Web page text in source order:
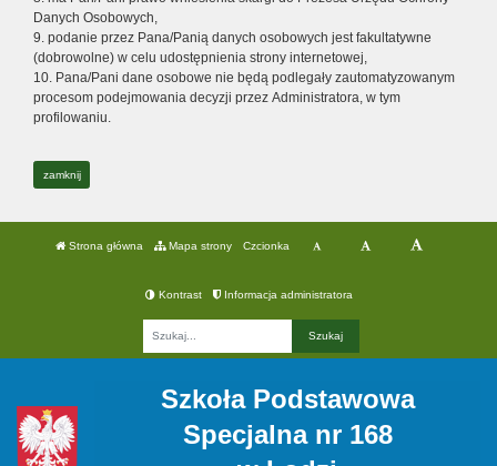
Danych Osobowych,
9. podanie przez Pana/Panią danych osobowych jest fakultatywne
(dobrowolne) w celu udostępnienia strony internetowej,
10. Pana/Pani dane osobowe nie będą podlegały zautomatyzowanym
procesom podejmowania decyzji przez Administratora, w tym
profilowaniu.
zamknij
Strona główna Mapa strony Czcionka
Kontrast Informacja administratora
Szkoła Podstawowa
Specjalna nr 168